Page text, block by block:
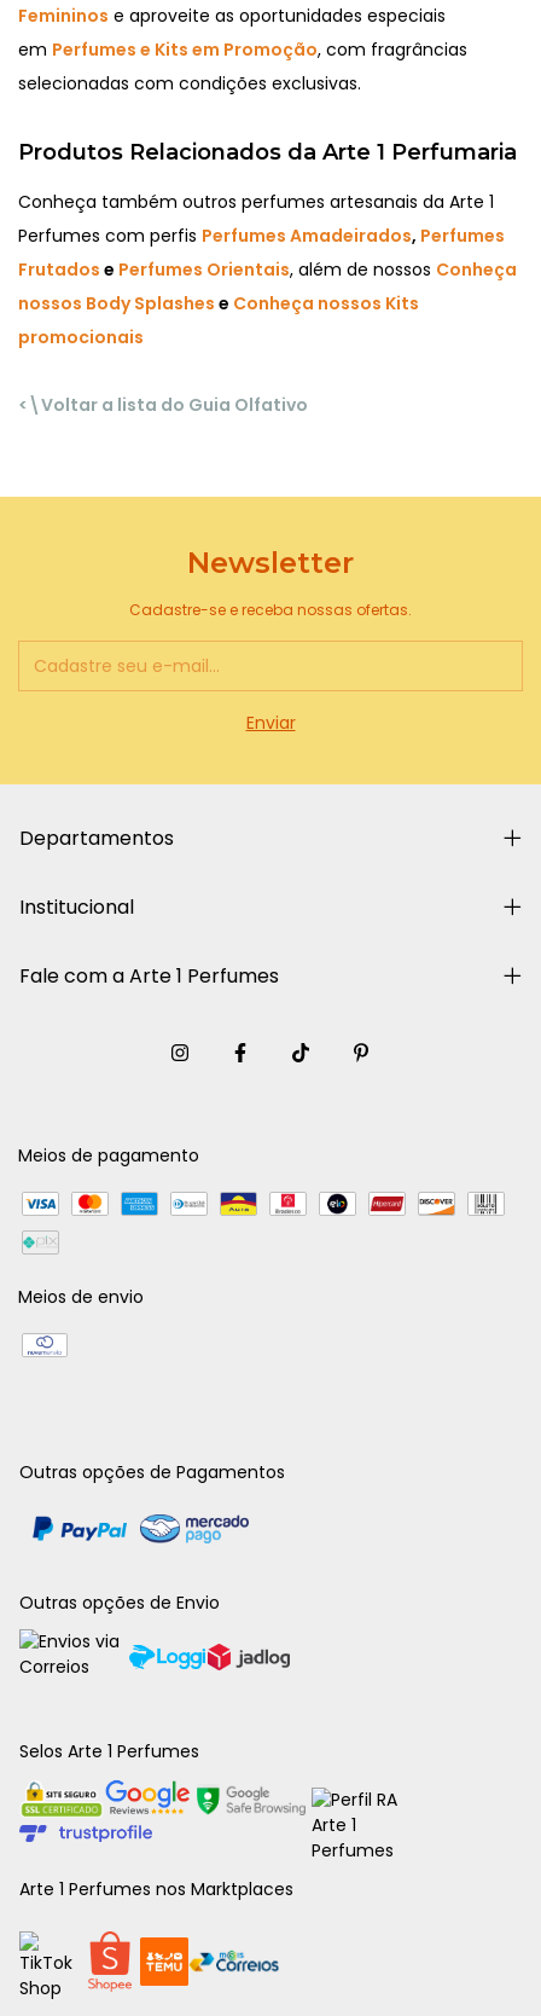
Femininos e aproveite as oportunidades especiais
em Perfumes e Kits em Promoção, com fragrâncias
selecionadas com condições exclusivas.
Produtos Relacionados da Arte 1 Perfumaria
Conheça também outros perfumes artesanais da Arte 1
Perfumes com perfis Perfumes Amadeirados, Perfumes
Frutados e Perfumes Orientais, além de nossos Conheça
nossos Body Splashes e Conheça nossos Kits
promocionais
<\Voltar a lista do Guia Olfativo
Newsletter
Cadastre-se e receba nossas ofertas.
Departamentos
Institucional
Fale com a Arte 1 Perfumes
Meios de pagamento
Meios de envio
Outras opções de Pagamentos
Outras opções de Envio
Selos Arte 1 Perfumes
Arte 1 Perfumes nos Marktplaces